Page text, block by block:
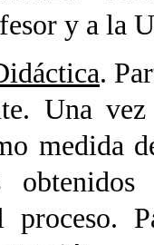
y a la
.
Una
medida
proceso.